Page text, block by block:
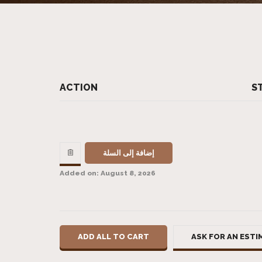
ACTION
إضافة إلى السلة
Added on: August 8, 2026
ASK FOR AN
ADD ALL TO CART